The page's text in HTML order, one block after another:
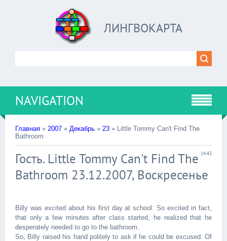
ЛИНГВОКАРТА
NAVIGATION
Главная » 2007 » Декабрь » 23 » Little Tommy Can't Find The
Bathroom
14:42
Гость. Little Tommy Can't Find The
Bathroom 23.12.2007, Воскресенье
Billy was excited about his first day at school. So excited in fact,
that only a few minutes after class started, he realized that he
desperately needed to go to the bathroom.
So, Billy raised his hand politely to ask if he could be excused. Of